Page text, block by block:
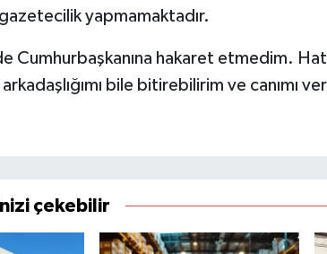
yapmamaktadır.
Cumhurbaşkanına hakaret etmedim.
bile bitirebilirim ve canımı
çekebilir